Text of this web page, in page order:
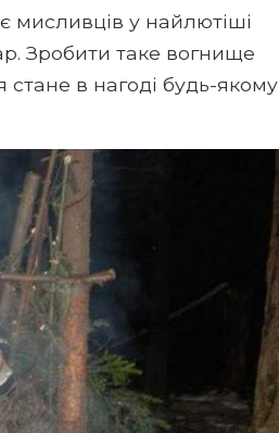
мисливців у найлютіші
Зробити таке вогнище
стане в нагоді будь-якому